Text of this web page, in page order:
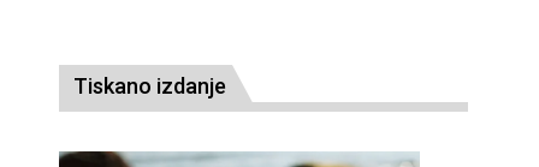
Tiskano izdanje